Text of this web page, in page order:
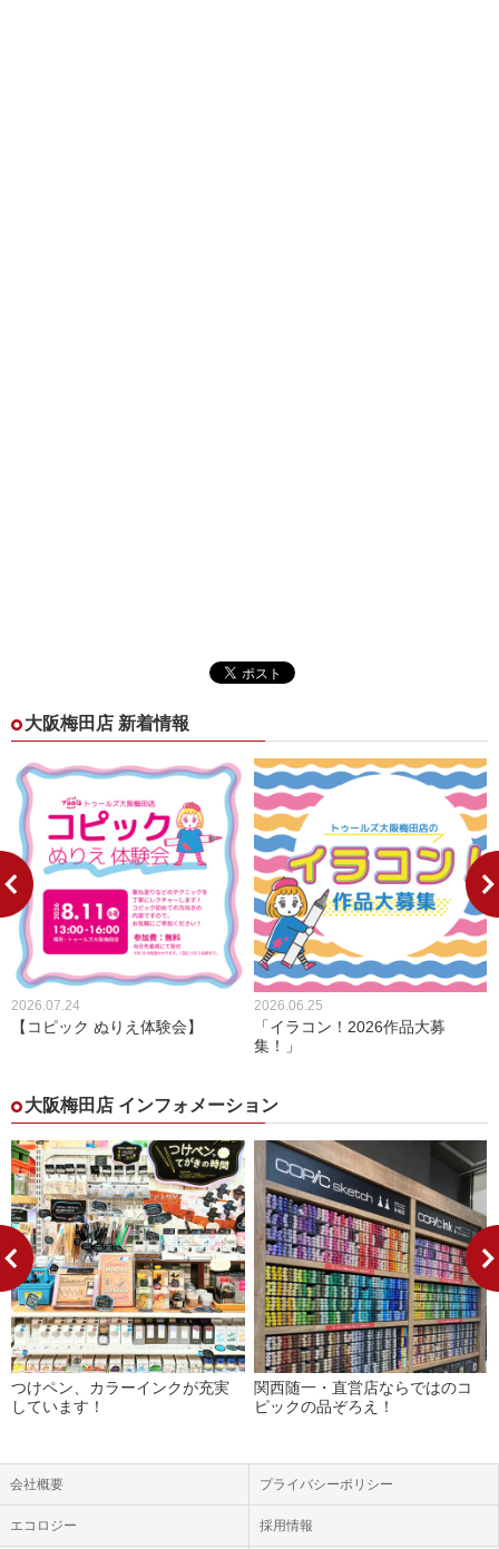
大阪梅田店 新着情報
2026.07.24
【コピック ぬりえ体験会】
2026.06.25
「イラコン！2026作品大募
集！」
大阪梅田店 インフォメーション
つけペン、カラーインクが充実
しています！
関西随一・直営店ならではのコ
ピックの品ぞろえ！
会社概要 プライバシーポリシー
エコロジー 採用情報